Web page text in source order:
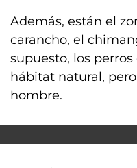
Además, están el
carancho, el
supuesto, los
hábitat natural,
hombre.